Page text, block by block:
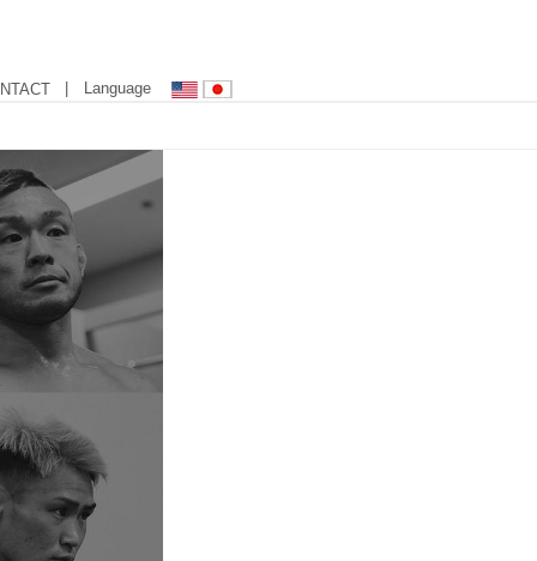
| Language